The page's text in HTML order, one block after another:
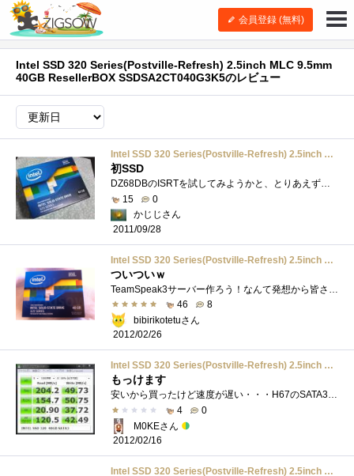
会員登録 (無料)
Intel SSD 320 Series(Postville-Refresh) 2.5inch MLC 9.5mm
40GB ResellerBOX SSDSA2CT040G3K5のレビュー
Intel SSD 320 Series(Postville-Refresh) 2.5inch MLC 9.5mm 40GB ResellerBOX SSDSA2CT040G3K5
初SSD
DZ68DBのISRTを試してみようかと、とりあえず安いのを探していた所これを見かけたので購入。安いわりにマウンタや電源変換ケーブルが付属してい�...
15
0
かじじさん
2011/09/28
Intel SSD 320 Series(Postville-Refresh) 2.5inch MLC 9.5mm 40GB ResellerBOX SSDSA2CT040G3K5
ついついｗ
46
8
bibirikotetuさん
2012/02/26
Intel SSD 320 Series(Postville-Refresh) 2.5inch MLC 9.5mm 40GB ResellerBOX SSDSA2CT040G3K5
もっけます
安いから買ったけど速度が遅い・・・H67のSATA3接続で計測してみたけど意味ないち・・・・だけどINTEL様だけあって公称値は出てるち！やったああ�...
4
0
M0KEさん
2012/02/16
Intel SSD 320 Series(Postville-Refresh) 2.5inch MLC 9.5mm 40GB ResellerBOX SSDSA2CT040G3K5